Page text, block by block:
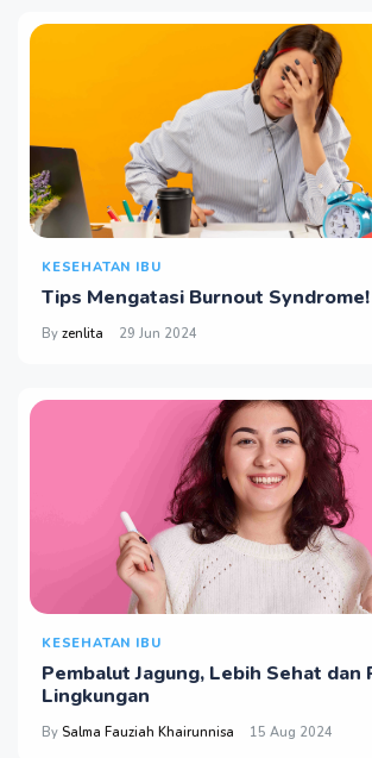
KESEHATAN IBU
Tips Mengatasi Burnout Syndrome!
By zenlita 29 Jun 2024
KESEHATAN IBU
Pembalut Jagung, Lebih Sehat dan
Lingkungan
By Salma Fauziah Khairunnisa 15 Aug 2024